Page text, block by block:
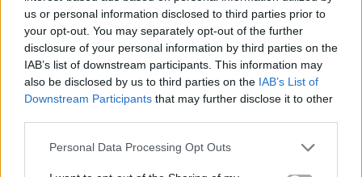
us or personal information disclosed to third parties prior to
your opt-out. You may separately opt-out of the further
disclosure of your personal information by third parties on the
IAB’s list of downstream participants. This information may
also be disclosed by us to third parties on the IAB’s List of
Downstream Participants that may further disclose it to other
Personal Data Processing Opt Outs